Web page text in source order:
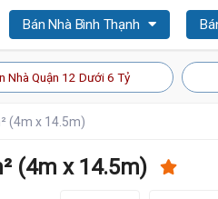
Bán Nhà Bình Thạnh
Nhà Quận 12 Dưới 6 Tỷ
(4m x 14.5m)
(4m x 14.5m)